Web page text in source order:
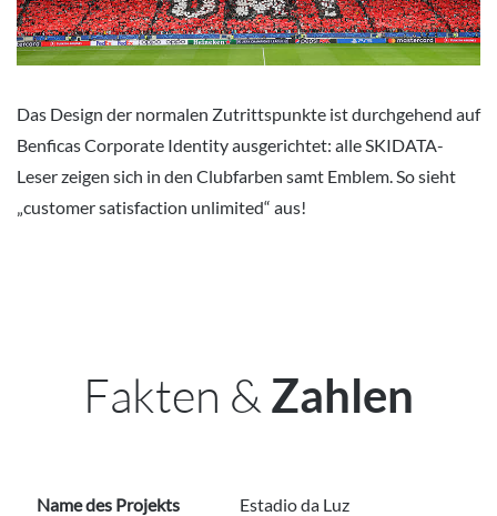
Das Design der normalen Zutrittspunkte ist durchgehend auf
Benficas Corporate Identity ausgerichtet: alle SKIDATA-
Leser zeigen sich in den Clubfarben samt Emblem. So sieht
„customer satisfaction unlimited“ aus!
Fakten & Zahlen
Name des Projekts Estadio da Luz